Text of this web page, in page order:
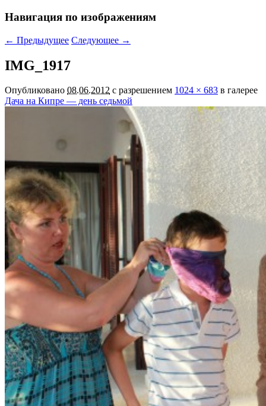
Навигация по изображениям
← Предыдущее Следующее →
IMG_1917
Опубликовано 08.06.2012 с разрешением 1024 × 683 в галерее
Дача на Кипре — день седьмой